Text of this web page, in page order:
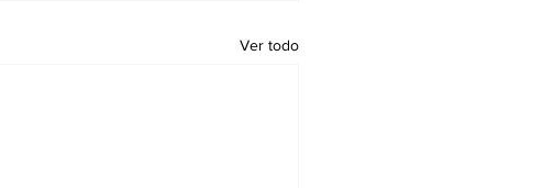
Ver todo